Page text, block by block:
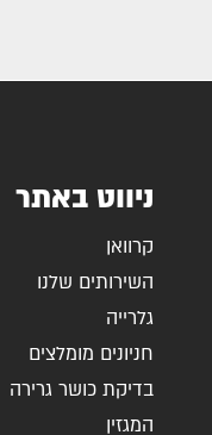
ניווט באתר
קרוואן
השירותים שלנו
גלרייה
חניונים מומלצים
בדיקת כושר גרירה
המגזין